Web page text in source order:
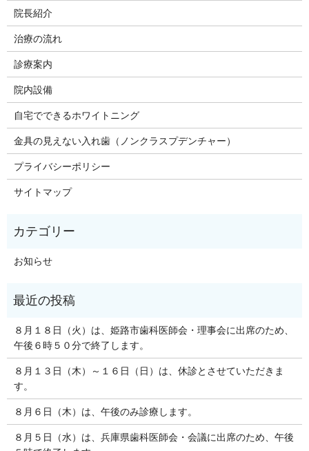
院長紹介
治療の流れ
診療案内
院内設備
自宅でできるホワイトニング
金具の見えない入れ歯（ノンクラスプデンチャー）
プライバシーポリシー
サイトマップ
お知らせ
８月１８日（火）は、姫路市歯科医師会・理事会に出席のため、
午後６時５０分で終了します。
８月１３日（木）～１６日（日）は、休診とさせていただきま
す。
８月６日（木）は、午後のみ診療します。
８月５日（水）は、兵庫県歯科医師会・会議に出席のため、午後